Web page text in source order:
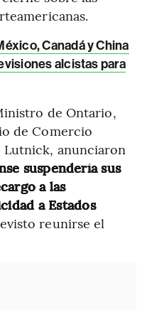
Canadá y China
alcistas para
de Ontario,
de Comercio
anunciaron
suspendería sus
a las
a Estados
reunirse el